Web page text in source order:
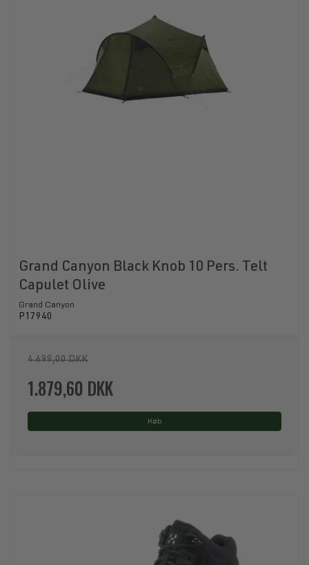
Grand Canyon Black Knob 10 Pers. Telt
Capulet Olive
Grand Canyon
P17940
4.699,00 DKK
1.879,60 DKK
Køb